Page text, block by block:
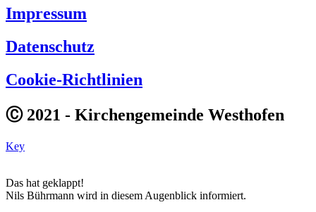
Impressum
Datenschutz
Cookie-Richtlinien
Ⓒ 2021 - Kirchengemeinde Westhofen
Key
Das hat geklappt!
Nils Bührmann wird in diesem Augenblick informiert.